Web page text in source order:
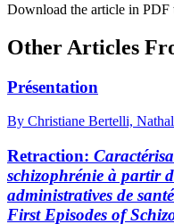
Download the article in PDF
Other Articles
Présentation
By Christiane Bertelli,
Retraction:
schizophrénie à partir
administratives de
First Episodes of